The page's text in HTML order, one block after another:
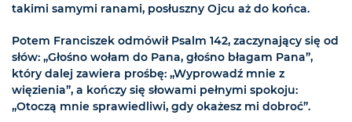
takimi samymi ranami, posłuszny Ojcu aż do końca.
Potem Franciszek odmówił Psalm 142, zaczynający się od
słów: „Głośno wołam do Pana, głośno błagam Pana”,
który dalej zawiera prośbę: „Wyprowadź mnie z
więzienia”, a kończy się słowami pełnymi spokoju:
„Otoczą mnie sprawiedliwi, gdy okażesz mi dobroć”.